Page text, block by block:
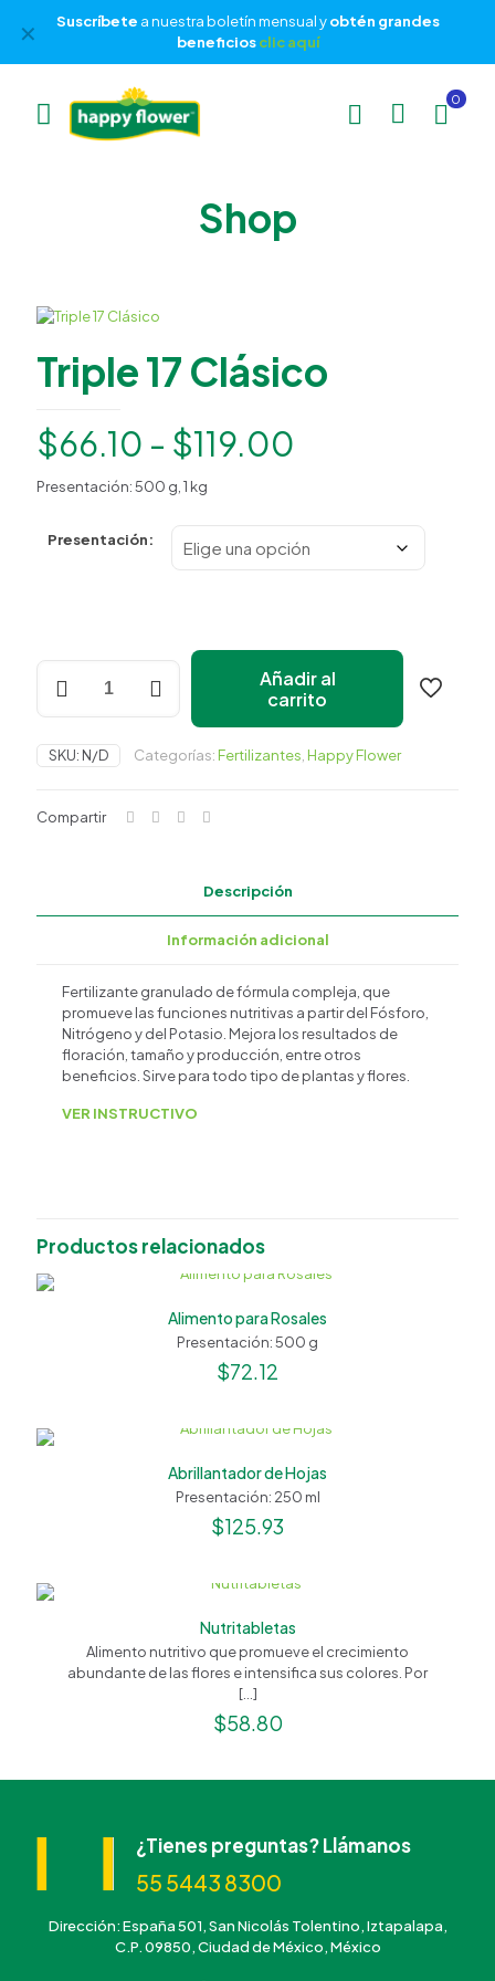
Suscríbete a nuestra boletín mensual yobtén grandes
beneficiosclic aquí
✕
0
Shop
Triple 17 Clásico
$66.10 - $119.00
desde
$66.10
$119.00
Presentación: 500 g, 1 kg
Presentación:
Triple
Clásico
Añadir al
carrito
SKU: N/D Categorías: Fertilizantes Happy Flower
Compartir
Descripción
Información adicional
Fertilizante granulado de fórmula compleja, que
promueve las funciones nutritivas a partir del Fósforo,
Nitrógeno y del Potasio. Mejora los resultados de
floración, tamaño y producción, entre otros
beneficios. Sirve para todo tipo de plantas y flores.
VER INSTRUCTIVO
Productos relacionados
Alimento para Rosales
Presentación: 500 g
$72.12
Abrillantador de Hojas
Presentación: 250 ml
$125.93
Nutritabletas
Alimento nutritivo que promueve el crecimiento
abundante de las flores e intensifica sus colores. Por
[…]
$58.80
¿Tienes preguntas? Llámanos
55 5443 8300
Dirección: España 501, San Nicolás Tolentino, Iztapalapa,
C.P. 09850, Ciudad de México, México